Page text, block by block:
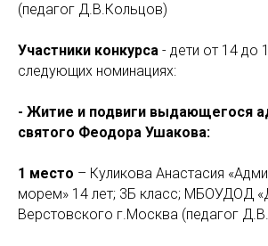
(педагог Д.В.Кольцов)
Участники конкурса - дети от 14 до
следующих номинациях:
- Житие и подвиги выдающегося
святого Феодора Ушакова:
1 место – Куликова Анастасия
морем» 14 лет; 3Б класс; МБОУДОД
Верстовского г.Москва (педагог